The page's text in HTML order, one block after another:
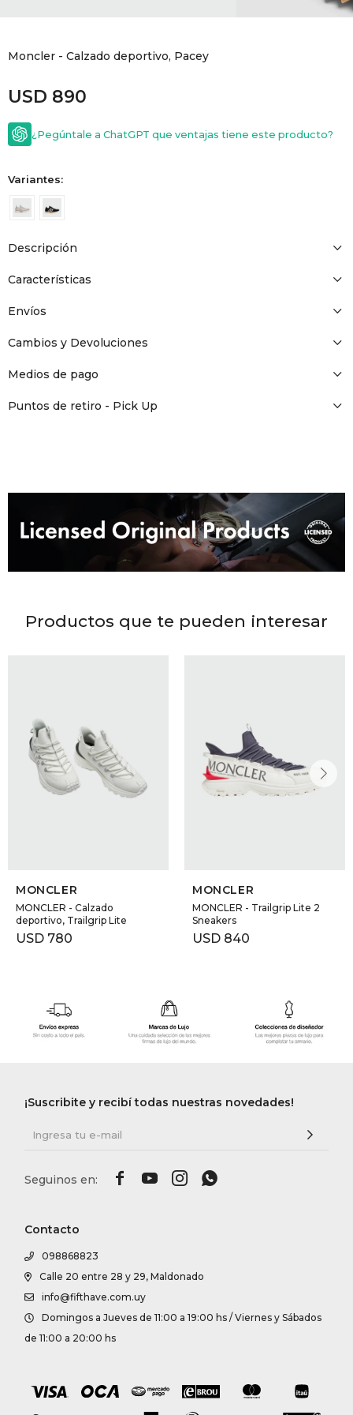
Moncler - Calzado deportivo, Pacey
USD 890
¿Pegúntale a ChatGPT que ventajas tiene este producto?
Variantes:
Descripción
Características
Envíos
Cambios y Devoluciones
Medios de pago
Puntos de retiro - Pick Up
Productos que te pueden interesar
MONCLER
MONCLER - Calzado
deportivo, Trailgrip Lite
USD 780
MONCLER
MONCLER - Trailgrip Lite 2
Sneakers
USD 840
Contacto
098868823
Calle 20 entre 28 y 29, Maldonado
info@fifthave.com.uy
Domingos a Jueves de 11:00 a 19:00 hs / Viernes y Sábados
de 11:00 a 20:00 hs
¡Suscribite y recibí todas nuestras novedades!
   
RAG &
Trajes